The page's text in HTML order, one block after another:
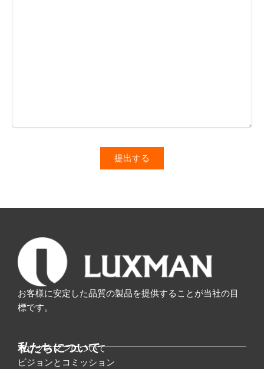
お客様に安定した品質の製品を提供することが当社の目
標です。
私たちについて
ラックスマンについて
ビジョンとコミッション